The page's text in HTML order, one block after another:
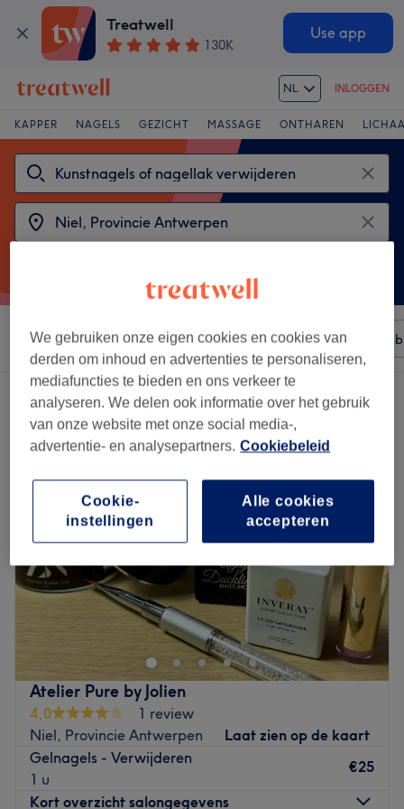
Treatwell
130K
Use app
NL INLOGGEN
KAPPER NAGELS GEZICHT MASSAGE ONTHAREN
Sorteer op Elke prijs Merken Salons
2 salons met:
kunstnagels of nagellak verwijderen in Niel, Provincie Antwerpen
Atelier Pure by Jolien
4,0
1 review
Niel, Provincie Antwerpen
Laat zien op de kaart
Gelnagels - Verwijderen
1 u
€25
Kort overzicht salongegevens
We gebruiken onze eigen cookies en cookies van
derden om inhoud en advertenties te personaliseren,
mediafuncties te bieden en ons verkeer te
analyseren. We delen ook informatie over het gebruik
van onze website met onze social media-,
advertentie- en analysepartners. Cookiebeleid
Alle cookies
accepteren
Cookie-
instellingen